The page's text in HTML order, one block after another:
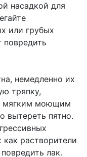
насадкой для
или грубых
повредить
немедленно их
тряпку,
мягким моющим
вытереть пятно.
растворители
лак.